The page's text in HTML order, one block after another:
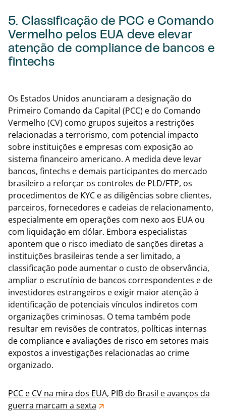
5. Classificação de PCC e Comando
Vermelho pelos EUA deve elevar
atenção de compliance de bancos e
fintechs
Os Estados Unidos anunciaram a designação do
Primeiro Comando da Capital (PCC) e do Comando
Vermelho (CV) como grupos sujeitos a restrições
relacionadas a terrorismo, com potencial impacto
sobre instituições e empresas com exposição ao
sistema financeiro americano. A medida deve levar
bancos, fintechs e demais participantes do mercado
brasileiro a reforçar os controles de PLD/FTP, os
procedimentos de KYC e as diligências sobre clientes,
parceiros, fornecedores e cadeias de relacionamento,
especialmente em operações com nexo aos EUA ou
com liquidação em dólar. Embora especialistas
apontem que o risco imediato de sanções diretas a
instituições brasileiras tende a ser limitado, a
classificação pode aumentar o custo de observância,
ampliar o escrutínio de bancos correspondentes e de
investidores estrangeiros e exigir maior atenção à
identificação de potenciais vínculos indiretos com
organizações criminosas. O tema também pode
resultar em revisões de contratos, políticas internas
de compliance e avaliações de risco em setores mais
expostos a investigações relacionadas ao crime
organizado.
PCC e CV na mira dos EUA, PIB do Brasil e avanços da
guerra marcam a sexta